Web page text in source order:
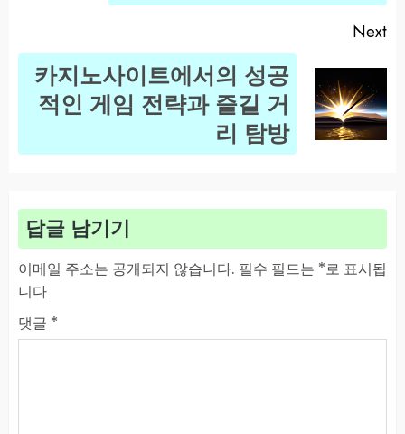
Next
Next
post:
카지노사이트에서의 성공
적인 게임 전략과 즐길 거
리 탐방
답글 남기기
이메일 주소는 공개되지 않습니다. 필수 필드는 *로 표시됩
니다
댓글 *